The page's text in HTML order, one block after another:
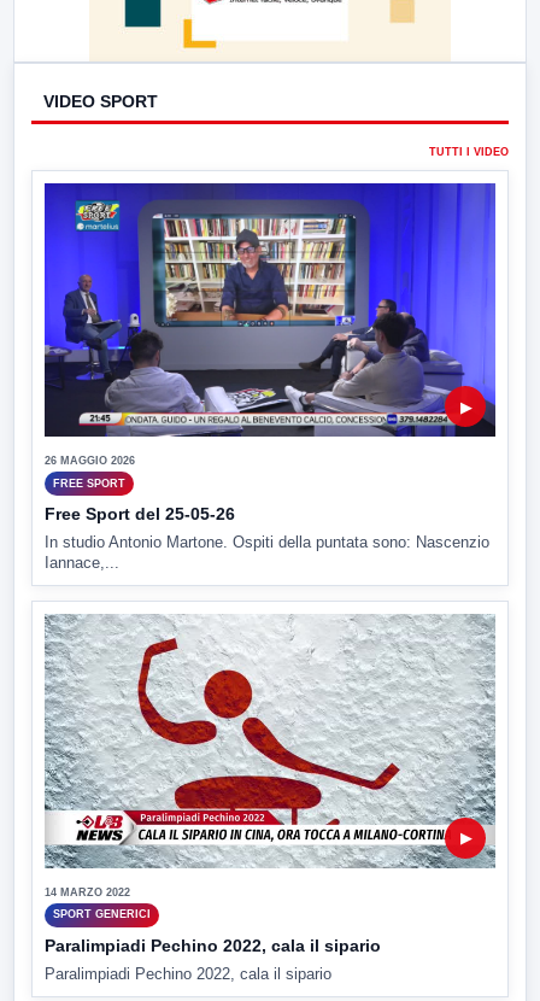
VIDEO SPORT
TUTTI I VIDEO
▶
26 MAGGIO 2026
FREE SPORT
Free Sport del 25-05-26
In studio Antonio Martone. Ospiti della puntata sono: Nascenzio
Iannace,...
▶
14 MARZO 2022
SPORT GENERICI
Paralimpiadi Pechino 2022, cala il sipario
Paralimpiadi Pechino 2022, cala il sipario